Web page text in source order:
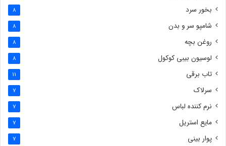
بخور سرد 8
شامپو سر و بدن 8
روغن بچه 8
لوسیون بیبی کوکول 8
تاب برقی 11
سرلاک 7
نرم کننده لباس 7
مایع استریل 7
پوار بینی 7